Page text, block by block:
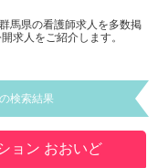
馬県の看護師求人を多数掲
求人をご紹介します。
検索結果
ョン おおいど